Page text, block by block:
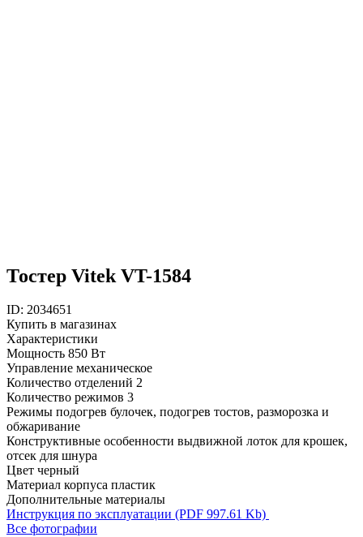
Тостер Vitek VT-1584
ID: 2034651
Купить в магазинах
Характеристики
Мощность 850 Вт
Управление механическое
Количество отделений 2
Количество режимов 3
Режимы подогрев булочек, подогрев тостов, разморозка и
обжаривание
Конструктивные особенности выдвижной лоток для крошек,
отсек для шнура
Цвет черный
Материал корпуса пластик
Дополнительные материалы
Инструкция по эксплуатации (PDF 997.61 Kb)
Все фотографии